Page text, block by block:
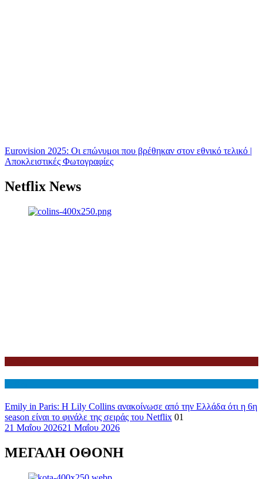
Eurovision 2025: Οι επώνυμοι που βρέθηκαν στον εθνικό τελικό |
Αποκλειστικές Φωτογραφίες
Netflix News
Emily in Paris: Η Lily Collins ανακοίνωσε από την Ελλάδα ότι η 6η
season είναι το φινάλε της σειράς του Netflix 01
21 Μαΐου 202621 Μαΐου 2026
ΜΕΓΑΛΗ ΟΘΟΝΗ